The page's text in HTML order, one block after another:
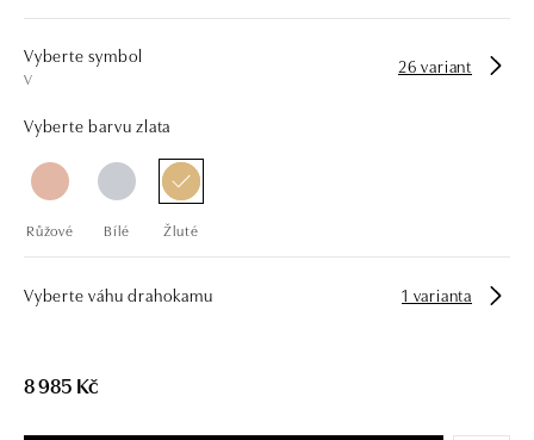
Vyberte symbol
V
26 variant
Vyberte barvu zlata
Růžové Bílé Žluté
Vyberte váhu drahokamu 1 varianta
8 985 Kč